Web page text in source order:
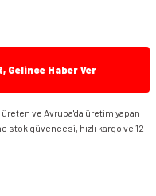
Gelince Haber Ver
ve Avrupa'da üretim yapan
stok güvencesi, hızlı kargo ve 12